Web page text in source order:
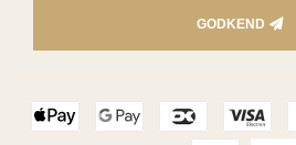
GODKEND